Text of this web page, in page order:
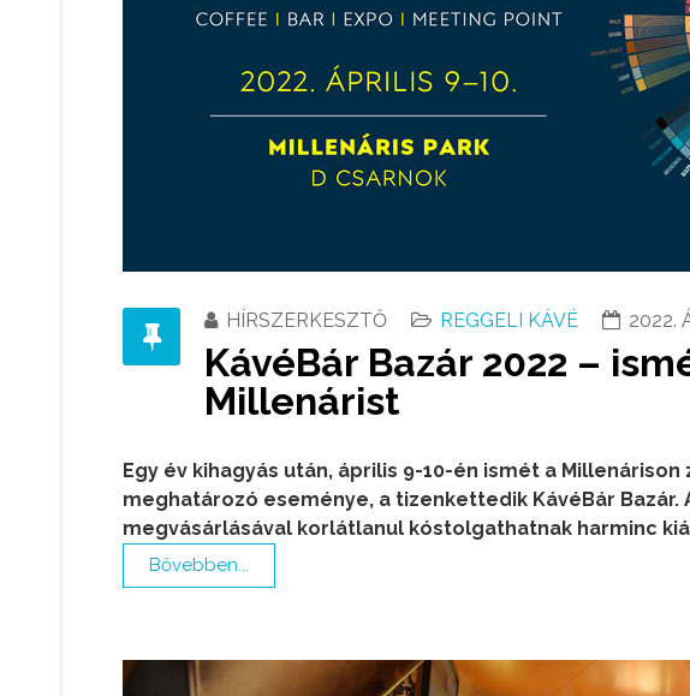
HÍRSZERKESZTŐ REGGELI KÁVÉ 2022.
KávéBár Bazár 2022 –
Millenárist
Egy év kihagyás után, április 9-10-én ismét a
meghatározó eseménye, a tizenkettedik KávéBár
megvásárlásával korlátlanul kóstolgathatnak harminc
Bővebben...